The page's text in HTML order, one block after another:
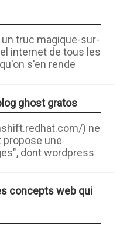
truc magique-sur-
internet de tous les
s'en rende
ghost gratos
) ne
propose une
dont wordpress
concepts web qui